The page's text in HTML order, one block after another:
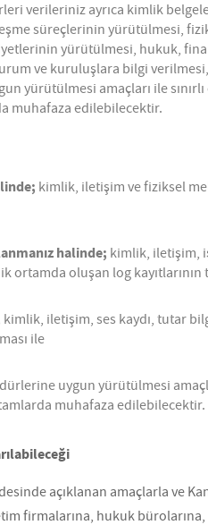
verileriniz ayrıca kimlik
süreçlerinin yürütülmesi,
yürütülmesi, hukuk,
ve kuruluşlara bilgi
yürütülmesi amaçları ile
muhafaza edilebilecektir.
kimlik, iletişim ve fiziksel
halinde; kimlik, iletişim,
oluşan log
kimlik, iletişim, ses kaydı, tutar
ile
uygun yürütülmesi
muhafaza edilebilecektir.
açıklanan amaçlarla ve
firmalarına, hukuk